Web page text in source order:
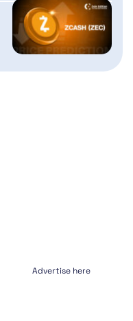
Advertise here